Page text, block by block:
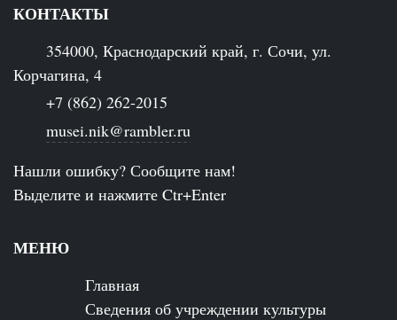
КОНТАКТЫ
354000, Краснодарский край, г. Сочи, ул.
Корчагина, 4
+7 (862) 262-2015
musei.nik@rambler.ru
Нашли ошибку? Сообщите нам!
Выделите и нажмите Ctr+Enter
МЕНЮ
Главная
Сведения об учреждении культуры